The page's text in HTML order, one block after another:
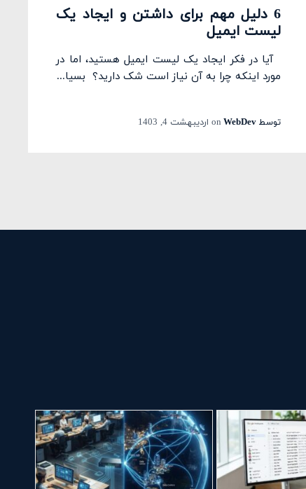
6 دلیل مهم برای داشتن و ایجاد یک
لیست ایمیل
آیا در فکر ایجاد یک لیست ایمیل هستید، اما در
مورد اینکه چرا به آن نیاز است شک دارید؟ بسیا...
توسطWebDev
on اردیبهشت 4, 1403